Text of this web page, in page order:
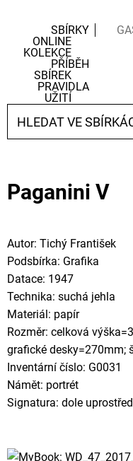
SBÍRKY
ONLINE
KOLEKCE
PŘÍBĚH
SBÍREK
PRAVIDLA
UŽITÍ
Paganini V
Autor: Tichý František
Podsbírka: Grafika
Datace: 1947
Technika: suchá jehla
Materiál: papír
Rozměr: celková
grafické desky=270mm;
Inventární číslo: G0031
Námět: portrét
Signatura: dole